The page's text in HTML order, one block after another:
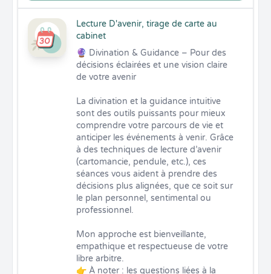
Lecture D'avenir, tirage de carte au
cabinet
🔮 Divination & Guidance – Pour des
décisions éclairées et une vision claire
de votre avenir
La divination et la guidance intuitive
sont des outils puissants pour mieux
comprendre votre parcours de vie et
anticiper les événements à venir. Grâce
à des techniques de lecture d’avenir
(cartomancie, pendule, etc.), ces
séances vous aident à prendre des
décisions plus alignées, que ce soit sur
le plan personnel, sentimental ou
professionnel.
Mon approche est bienveillante,
empathique et respectueuse de votre
libre arbitre.
👉 À noter : les questions liées à la